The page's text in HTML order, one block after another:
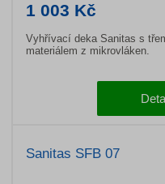
1 003 Kč
Vyhřívací deka Sanitas s
materiálem z mikrovláken.
Sanitas SFB 07